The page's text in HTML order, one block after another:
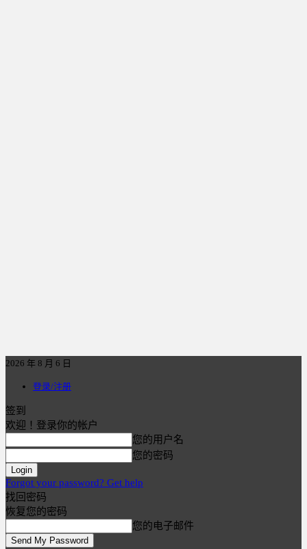
2026 年 8 月 6 日
登录/注册
签到
欢迎！登录你的帐户
您的用户名
您的密码
Forgot your password? Get help
找回密码
恢复您的密码
您的电子邮件